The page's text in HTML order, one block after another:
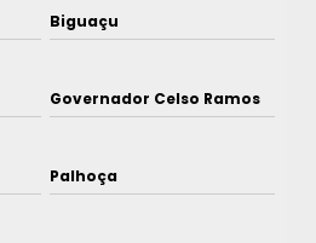
Biguaçu
Governador Celso Ramos
Palhoça